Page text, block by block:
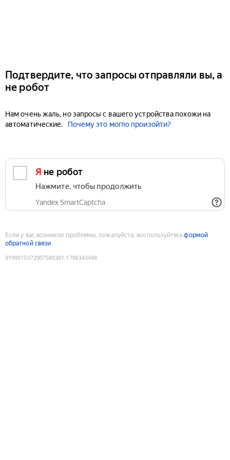
Подтвердите, что запросы отправляли вы, а
не робот
Нам очень жаль, но запросы с вашего устройства похожи на
автоматические.
Почему это могло произойти?
Я не робот
Нажмите, чтобы продолжить
Yandex SmartCaptcha
Если у вас возникли проблемы, пожалуйста, воспользуйтесьформой
обратной связи
9199015072907580381 :1786343448